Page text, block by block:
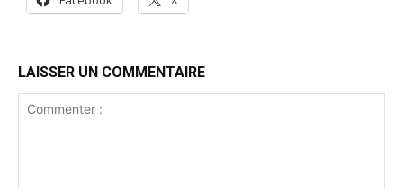
LAISSER UN COMMENTAIRE